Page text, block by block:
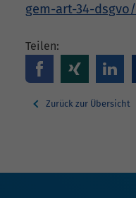
gem-art-34-dsgvo/
Teilen:
Zurück zur Übersicht